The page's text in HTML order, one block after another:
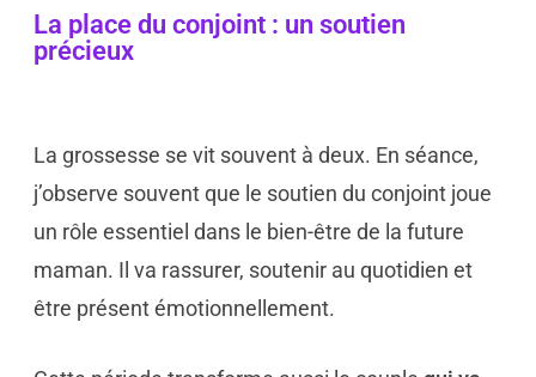
La place du conjoint : un soutien
précieux
La grossesse se vit souvent à deux. En séance,
j’observe souvent que le soutien du conjoint joue
un rôle essentiel dans le bien-être de la future
maman. Il va rassurer, soutenir au quotidien et
être présent émotionnellement.